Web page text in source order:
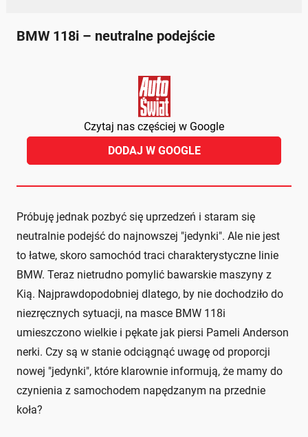
BMW 118i – neutralne podejście
Czytaj nas częściej w Google
DODAJ W GOOGLE
Próbuję jednak pozbyć się uprzedzeń i staram się
neutralnie podejść do najnowszej "jedynki". Ale nie jest
to łatwe, skoro samochód traci charakterystyczne linie
BMW. Teraz nietrudno pomylić bawarskie maszyny z
Kią. Najprawdopodobniej dlatego, by nie dochodziło do
niezręcznych sytuacji, na masce BMW 118i
umieszczono wielkie i pękate jak piersi Pameli Anderson
nerki. Czy są w stanie odciągnąć uwagę od proporcji
nowej "jedynki", które klarownie informują, że mamy do
czynienia z samochodem napędzanym na przednie
koła?